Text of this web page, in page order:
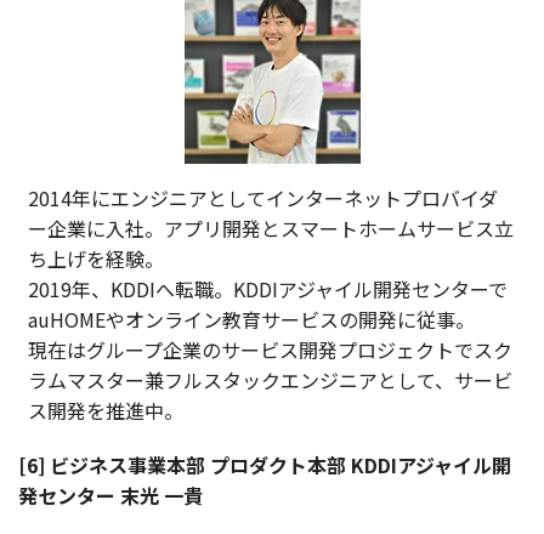
2014年にエンジニアとしてインターネットプロバイダ
ー企業に入社。アプリ開発とスマートホームサービス立
ち上げを経験。
2019年、KDDIへ転職。KDDIアジャイル開発センターで
auHOMEやオンライン教育サービスの開発に従事。
現在はグループ企業のサービス開発プロジェクトでスク
ラムマスター兼フルスタックエンジニアとして、サービ
ス開発を推進中。
[6] ビジネス事業本部 プロダクト本部 KDDIアジャイル開
発センター 末光 一貴